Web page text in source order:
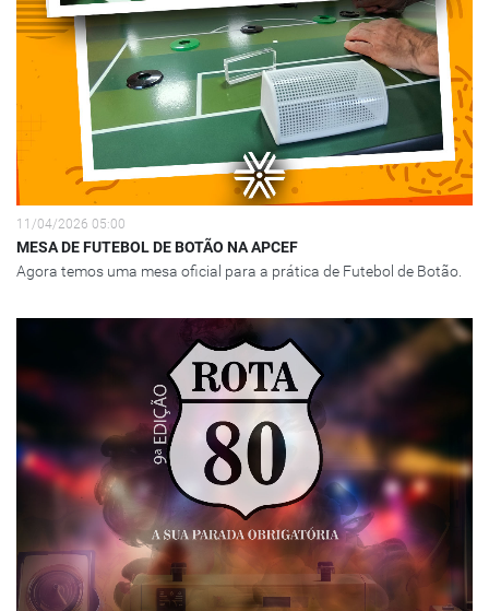
11/04/2026 05:00
MESA DE FUTEBOL DE BOTÃO NA APCEF
Agora temos uma mesa oficial para a prática de Futebol de Botão.